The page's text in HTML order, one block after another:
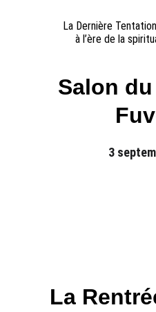
La Dernière
à l’ère de la
Salon
3
La